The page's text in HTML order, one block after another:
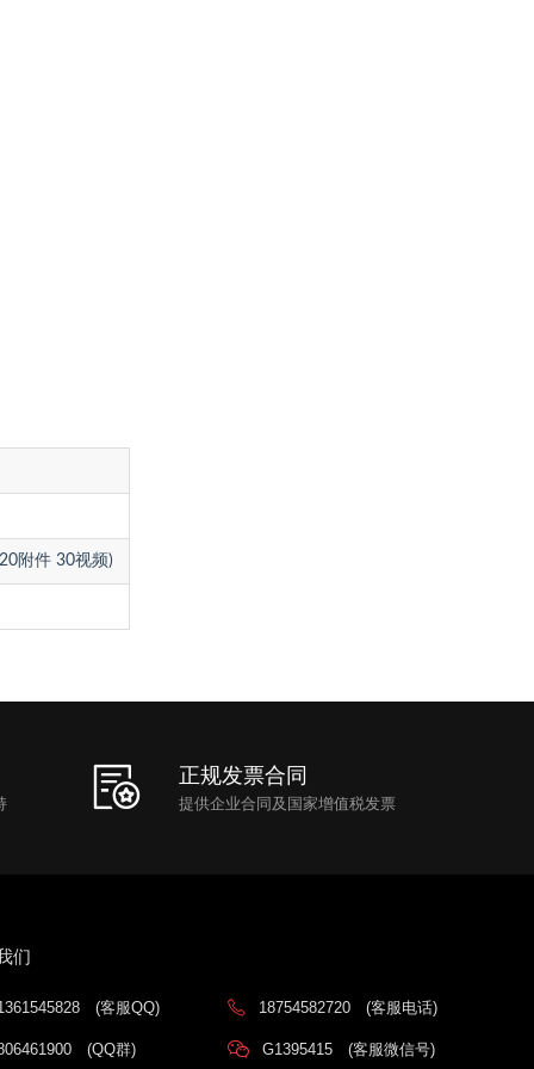
附件 30视频)
正规发票合同
提供企业合同及国家增值税发票
们
(客服QQ) 18754582720 (客服电话)
(QQ群) G1395415 (客服微信号)